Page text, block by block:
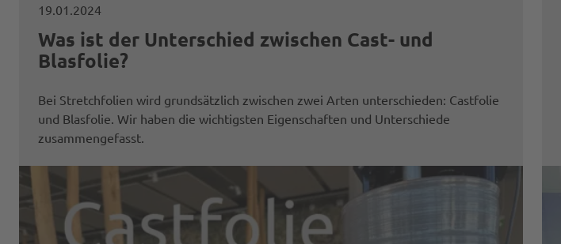
19.01.2024
Was ist der Unterschied zwischen Cast- und
Blasfolie?
Bei Stretchfolien wird grundsätzlich zwischen zwei Arten unterschieden: Castfolie
und Blasfolie. Wir haben die wichtigsten Eigenschaften und Unterschiede
zusammengefasst.